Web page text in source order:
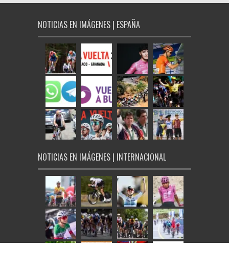
NOTICIAS EN IMÁGENES | ESPAÑA
NOTICIAS EN IMÁGENES | INTERNACIONAL